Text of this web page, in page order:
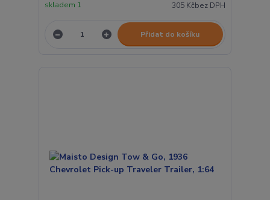
305 Kčbez DPH
skladem 1
Přidat do košíku